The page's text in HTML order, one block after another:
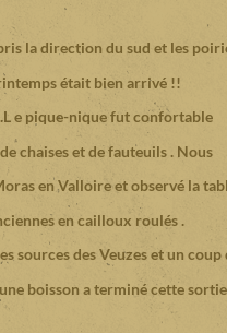
la direction du sud et les
était bien arrivé !!
e pique-nique fut confortable
chaises et de fauteuils . Nous
en Valloire et observé la
en cailloux roulés .
sources des Veuzes et un coup
boisson a terminé cette